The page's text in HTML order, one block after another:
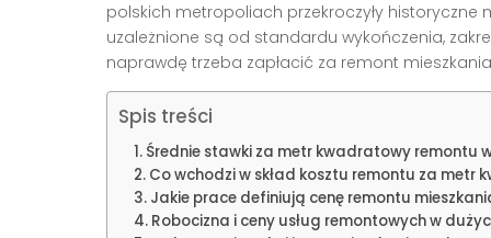
polskich metropoliach przekroczyły
uzależnione są od standardu wykończenia,
naprawdę trzeba zapłacić za remont
Spis treści
Średnie stawki za metr kwadratowy remontu
Co wchodzi w skład kosztu remontu za metr
Jakie prace definiują cenę remontu
Robocizna i ceny usług remontowych w